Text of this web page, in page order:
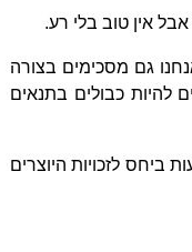
אין טוב בלי רע.
גם מסכימים בצורה
להיות כבולים בתנאים
לזכויות היוצרים